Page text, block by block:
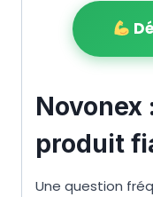
Novonex
produit
Une question